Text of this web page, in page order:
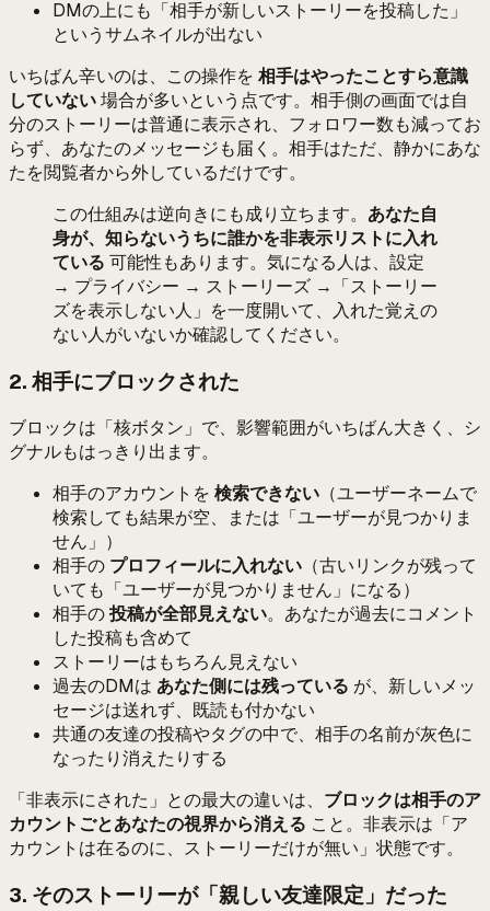
DMの上にも「相手が新しいストーリーを投稿した」
というサムネイルが出ない
いちばん辛いのは、この操作を 相手はやったことすら意識
していない場合が多いという点です。相手側の画面では自
分のストーリーは普通に表示され、フォロワー数も減ってお
らず、あなたのメッセージも届く。相手はただ、静かにあな
たを閲覧者から外しているだけです。
この仕組みは逆向きにも成り立ちます。 あなた自
身が、知らないうちに誰かを非表示リストに入れ
ている 可能性もあります。気になる人は、設定
→ プライバシー → ストーリーズ →「ストーリー
ズを表示しない人」を一度開いて、入れた覚えの
ない人がいないか確認してください。
2. 相手にブロックされた
ブロックは「核ボタン」で、影響範囲がいちばん大きく、シ
グナルもはっきり出ます。
相手のアカウントを 検索できない （ユーザーネームで
検索しても結果が空、または「ユーザーが見つかりま
せん」）
相手の プロフィールに入れない （古いリンクが残って
いても「ユーザーが見つかりません」になる）
相手の投稿が全部見えない。あなたが過去にコメント
した投稿も含めて
ストーリーはもちろん見えない
過去のDMは あなた側には残っている が、新しいメッ
セージは送れず、既読も付かない
共通の友達の投稿やタグの中で、相手の名前が灰色に
なったり消えたりする
「非表示にされた」との最大の違いは、 ブロックは相手のア
カウントごとあなたの視界から消える こと。非表示は「ア
カウントは在るのに、ストーリーだけが無い」状態です。
3. そのストーリーが「親しい友達限定」だった